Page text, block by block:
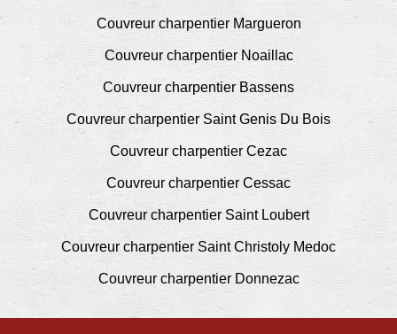
Couvreur charpentier Margueron
Couvreur charpentier Noaillac
Couvreur charpentier Bassens
Couvreur charpentier Saint Genis Du Bois
Couvreur charpentier Cezac
Couvreur charpentier Cessac
Couvreur charpentier Saint Loubert
Couvreur charpentier Saint Christoly Medoc
Couvreur charpentier Donnezac